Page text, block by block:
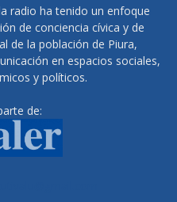
radio ha tenido un enfoque
de conciencia cívica y de
de la población de Piura,
en espacios sociales,
y políticos.
de: